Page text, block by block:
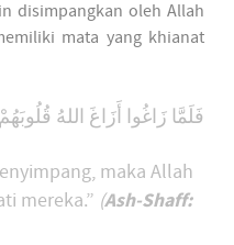
disimpangkan oleh Allah
mata yang khianat
فَلَمَّا زَاغُوا أَزَاغَ اللهُ قُلُوبَهُمْ
maka Allah
mereka.” (Ash-Shaff: